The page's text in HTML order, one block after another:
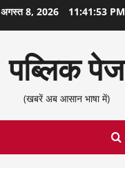
अगस्त 8, 2026 11:41:53 PM
पब्लिक पेज
(खबरें अब आसान भाषा में)